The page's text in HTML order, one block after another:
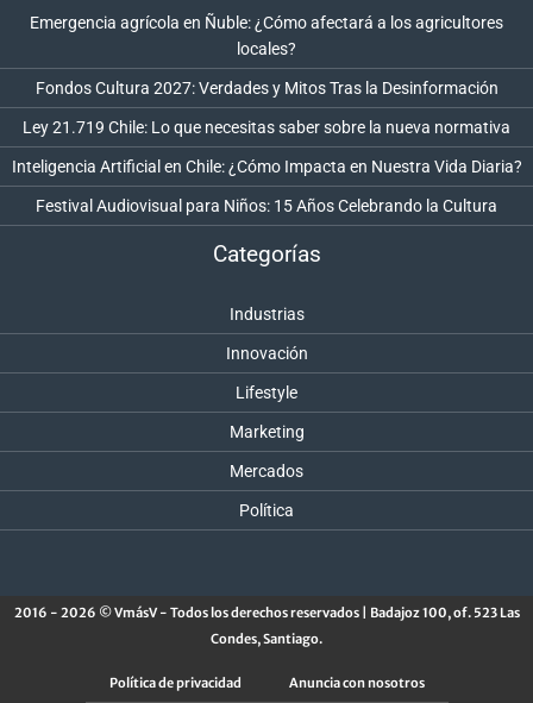
Emergencia agrícola en Ñuble: ¿Cómo afectará a los agricultores
locales?
Fondos Cultura 2027: Verdades y Mitos Tras la Desinformación
Ley 21.719 Chile: Lo que necesitas saber sobre la nueva normativa
Inteligencia Artificial en Chile: ¿Cómo Impacta en Nuestra Vida Diaria?
Festival Audiovisual para Niños: 15 Años Celebrando la Cultura
Categorías
Industrias
Innovación
Lifestyle
Marketing
Mercados
Política
2016 - 2026 © VmásV - Todos los derechos reservados | Badajoz 100, of. 523 Las
Condes, Santiago.
Política de privacidad Anuncia con nosotros